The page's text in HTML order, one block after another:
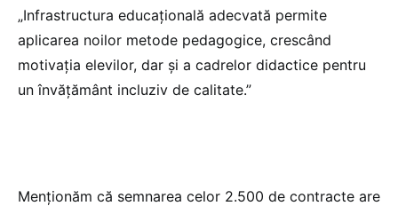
„Infrastructura educațională adecvată permite
aplicarea noilor metode pedagogice, crescând
motivația elevilor, dar și a cadrelor didactice pentru
un învățământ incluziv de calitate.”
Menționăm că semnarea celor 2.500 de contracte are